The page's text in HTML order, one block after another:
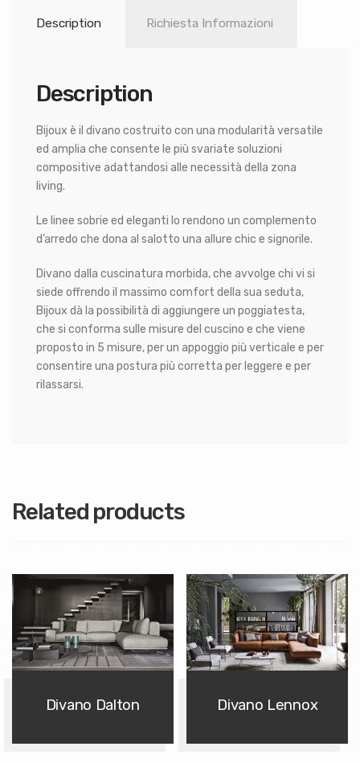
Description Richiesta Informazioni
Description
Bijoux è il divano costruito con una modularità versatile
ed amplia che consente le più svariate soluzioni
compositive adattandosi alle necessità della zona
living.
Le linee sobrie ed eleganti lo rendono un complemento
d’arredo che dona al salotto una allure chic e signorile.
Divano dalla cuscinatura morbida, che avvolge chi vi si
siede offrendo il massimo comfort della sua seduta,
Bijoux dà la possibilità di aggiungere un poggiatesta,
che si conforma sulle misure del cuscino e che viene
proposto in 5 misure, per un appoggio più verticale e per
consentire una postura più corretta per leggere e per
rilassarsi.
Related products
Divano Dalton Divano Lennox